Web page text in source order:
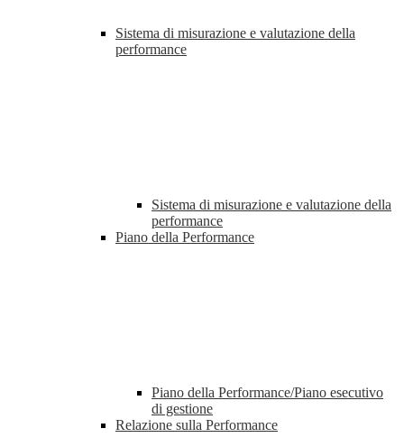
Sistema di misurazione e valutazione della
performance
Sistema di misurazione e valutazione della
performance
Piano della Performance
Piano della Performance/Piano esecutivo
di gestione
Relazione sulla Performance